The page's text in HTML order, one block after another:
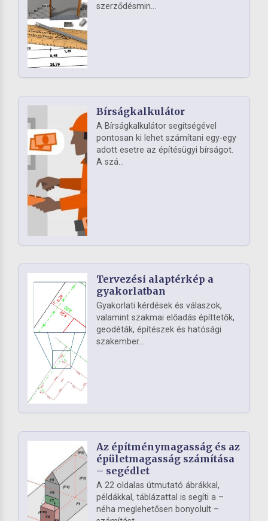
szerződésmin...
Bírságkalkulátor
A Bírságkalkulátor segítségével
pontosan ki lehet számítani egy-egy
adott esetre az építésügyi bírságot.
A szá...
Tervezési alaptérkép a
gyakorlatban
Gyakorlati kérdések és válaszok,
valamint szakmai előadás építtetők,
geodéták, építészek és hatósági
szakember...
Az építménymagasság és az
épületmagasság számítása
– segédlet
A 22 oldalas útmutató ábrákkal,
példákkal, táblázattal is segíti a –
néha meglehetősen bonyolult –